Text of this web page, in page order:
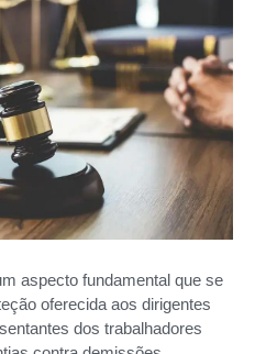
aspecto fundamental que se
oferecida aos dirigentes
dos trabalhadores